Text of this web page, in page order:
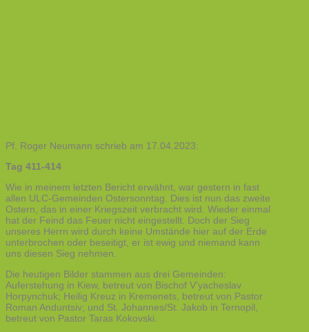
Pf. Roger Neumann schrieb am 17.04.2023:
Tag 411-414
Wie in meinem letzten Bericht erwähnt, war gestern in fast
allen ULC-Gemeinden Ostersonntag. Dies ist nun das zweite
Ostern, das in einer Kriegszeit verbracht wird. Wieder einmal
hat der Feind das Feuer nicht eingestellt. Doch der Sieg
unseres Herrn wird durch keine Umstände hier auf der Erde
unterbrochen oder beseitigt, er ist ewig und niemand kann
uns diesen Sieg nehmen.
Die heutigen Bilder stammen aus drei Gemeinden:
Auferstehung in Kiew, betreut von Bischof V’yacheslav
Horpynchuk; Heilig Kreuz in Kremenets, betreut von Pastor
Roman Anduntsiv; und St. Johannes/St. Jakob in Ternopil,
betreut von Pastor Taras Kokovski.